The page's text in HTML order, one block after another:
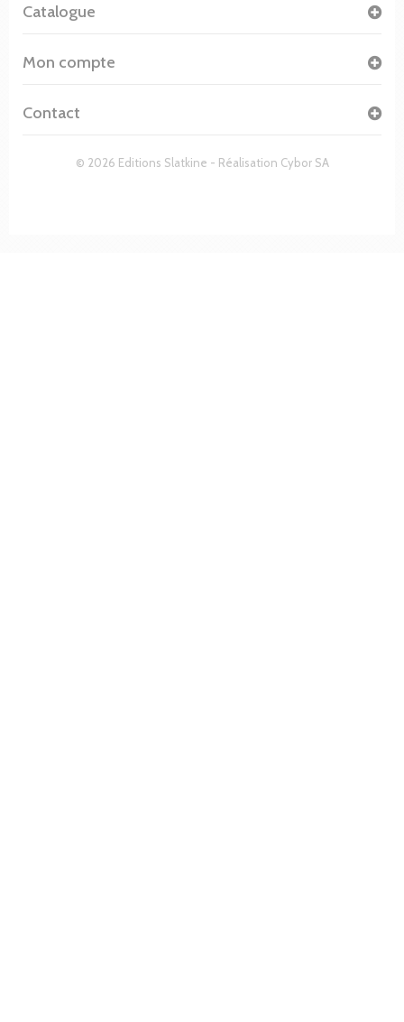
© 2026 Editions Slatkine - Réalisation Cybor SA
Catalogue
Mon compte
Contact